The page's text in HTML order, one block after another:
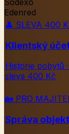
Sodexo
Edenred
👤 SLEVA 400
Klientský
Historie pobytů
sleva 400 Kč
🏡 PRO
Správa